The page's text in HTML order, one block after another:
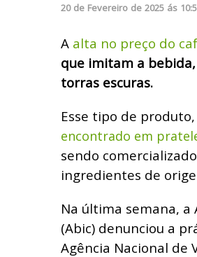
20 de Fevereiro de 2025 ás
A alta no preço do
que imitam a
torras escuras.
Esse tipo de produto,
encontrado em
sendo
ingredientes de
Na última semana, a
(Abic) denunciou a
Agência Nacional de